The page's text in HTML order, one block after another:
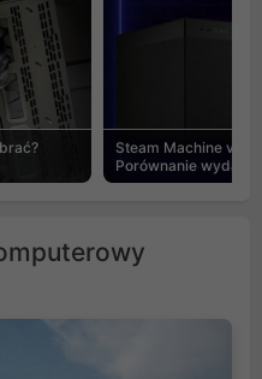
Steam Machine vs
Porównanie